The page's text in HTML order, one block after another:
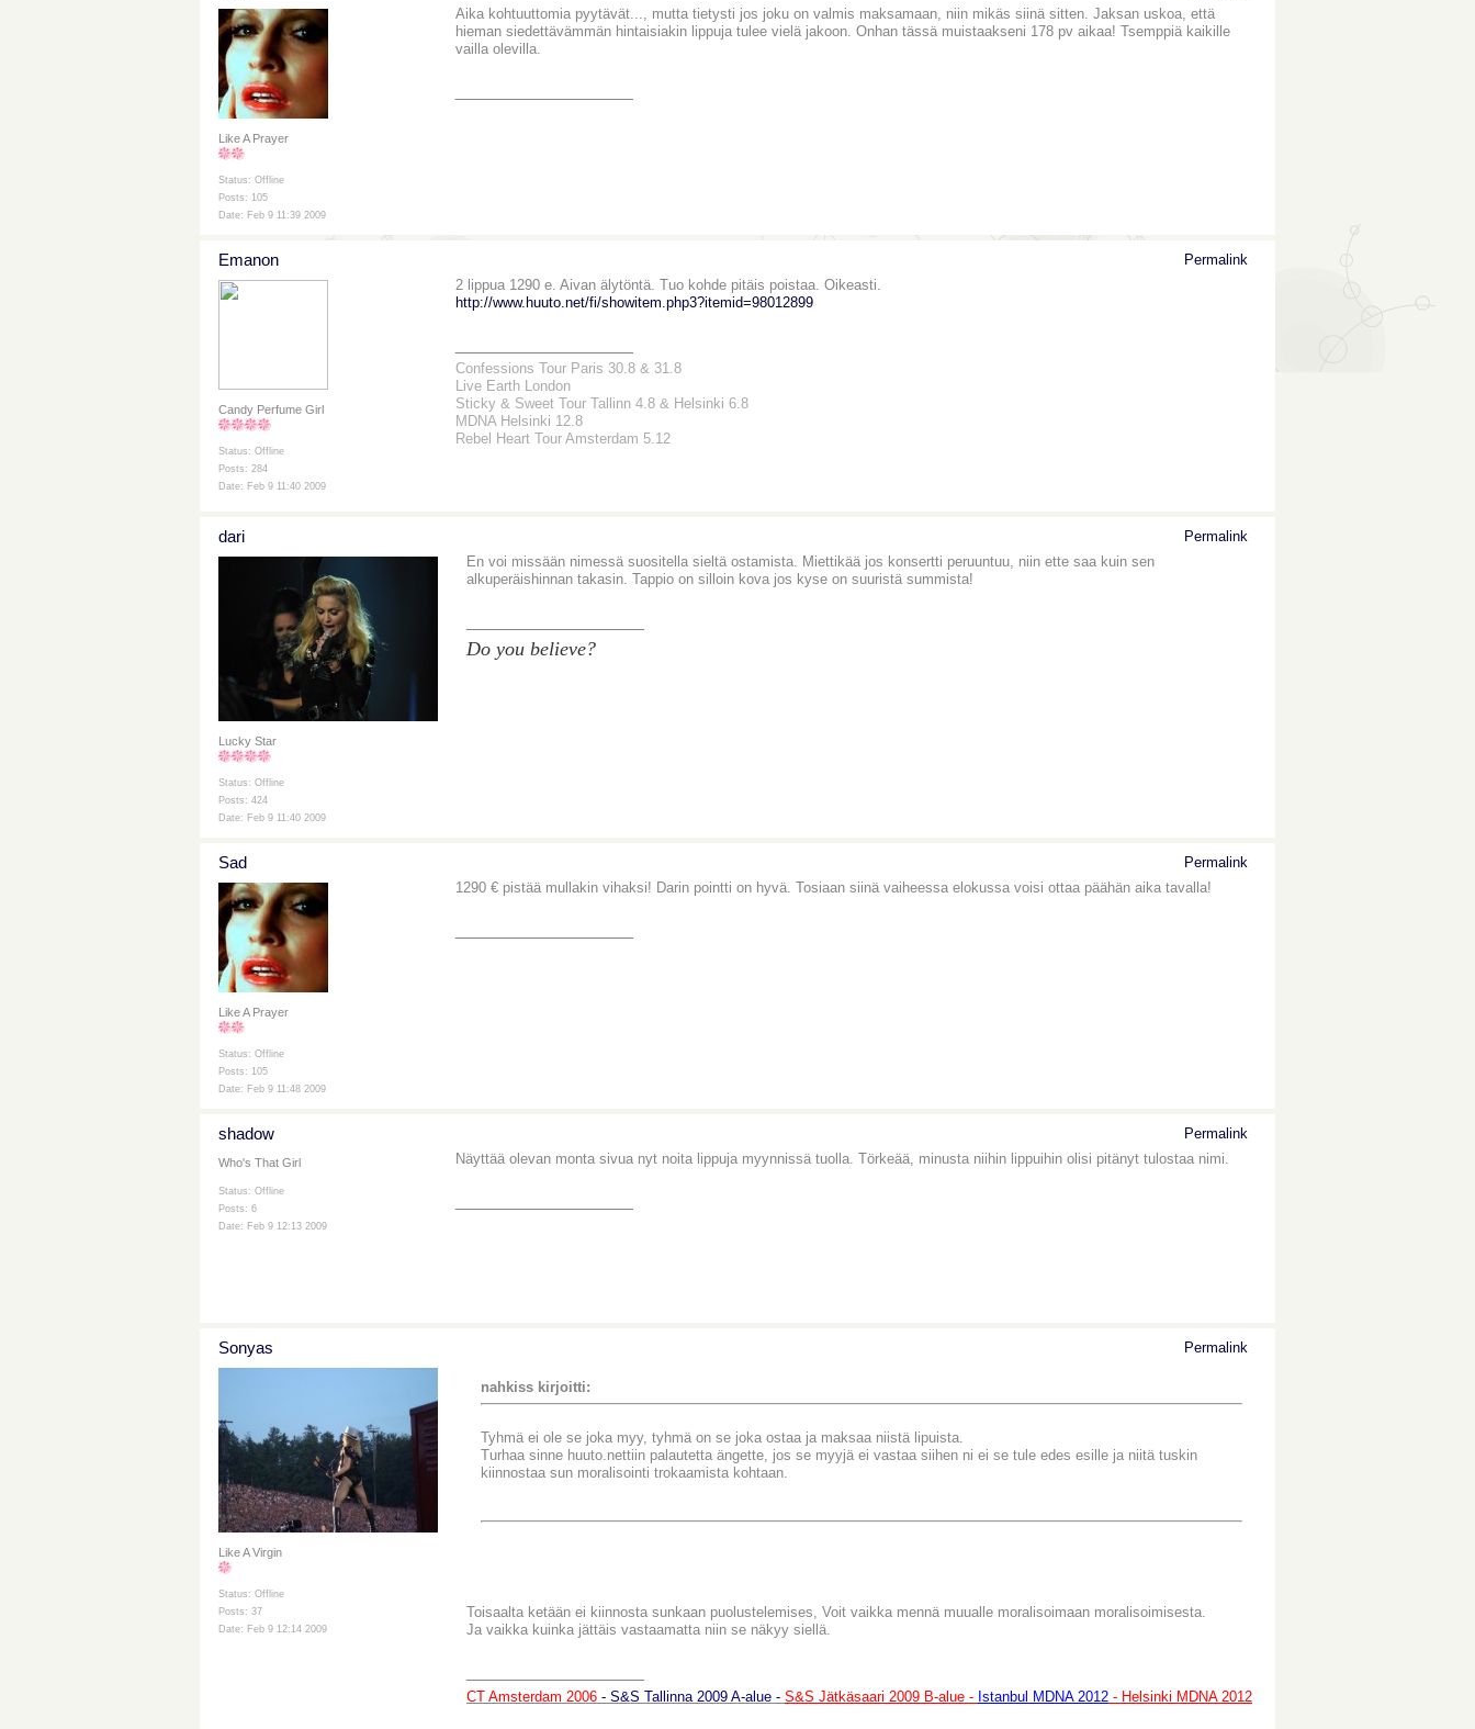
Like A Prayer
Status: Offline
Posts: 105
Date: Feb 9 11:39 2009
Aika kohtuuttomia pyytävät..., mutta tietysti jos joku on valmis maksamaan, niin mikäs siinä sitten. Jaksan uskoa, että
hieman siedettävämmän hintaisiakin lippuja tulee vielä jakoon. Onhan tässä muistaakseni 178 pv aikaa! Tsemppiä kaikille
vailla olevilla.
Emanon
Candy Perfume Girl
Status: Offline
Posts: 284
Date: Feb 9 11:40 2009
Permalink
2 lippua 1290 e. Aivan älytöntä. Tuo kohde pitäis poistaa. Oikeasti.
http://www.huuto.net/fi/showitem.php3?itemid=98012899
Confessions Tour Paris 30.8 & 31.8
Live Earth London
Sticky & Sweet Tour Tallinn 4.8 & Helsinki 6.8
MDNA Helsinki 12.8
Rebel Heart Tour Amsterdam 5.12
dari
Lucky Star
Status: Offline
Posts: 424
Date: Feb 9 11:40 2009
Permalink
En voi missään nimessä suositella sieltä ostamista. Miettikää jos konsertti peruuntuu, niin ette saa kuin sen
alkuperäishinnan takasin. Tappio on silloin kova jos kyse on suuristä summista!
Do you believe?
Sad
Like A Prayer
Status: Offline
Posts: 105
Date: Feb 9 11:48 2009
Permalink
1290 € pistää mullakin vihaksi! Darin pointti on hyvä. Tosiaan siinä vaiheessa elokussa voisi ottaa päähän aika tavalla!
shadow
Who's That Girl
Status: Offline
Posts: 6
Date: Feb 9 12:13 2009
Permalink
Näyttää olevan monta sivua nyt noita lippuja myynnissä tuolla. Törkeää, minusta niihin lippuihin olisi pitänyt tulostaa nimi.
Sonyas
Like A Virgin
Status: Offline
Posts: 37
Date: Feb 9 12:14 2009
Permalink
nahkiss kirjoitti:
Tyhmä ei ole se joka myy, tyhmä on se joka ostaa ja maksaa niistä lipuista.
Turhaa sinne huuto.nettiin palautetta ängette, jos se myyjä ei vastaa siihen ni ei se tule edes esille ja niitä tuskin
kiinnostaa sun moralisointi trokaamista kohtaan.
Toisaalta ketään ei kiinnosta sunkaan puolustelemises, Voit vaikka mennä muualle moralisoimaan moralisoimisesta.
Ja vaikka kuinka jättäis vastaamatta niin se näkyy siellä.
CT Amsterdam 2006 - S&S Tallinna 2009 A-alue - S&S Jätkäsaari 2009 B-alue - Istanbul MDNA 2012 - Helsinki MDNA 2012